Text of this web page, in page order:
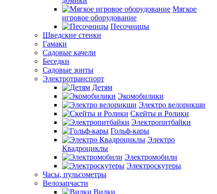
Мягкое
игровое оборудование
Песочницы
Шведские стенки
Гамаки
Садовые качели
Беседки
Садовые зонты
Электротранспорт
Детям
Экомобилики
Электро велорикши
Скейты и Ролики
Электропитбайки
Гольф-кары
Электро
Квадроциклы
Электромобили
Электроскутеры
Часы, пульсометры
Велозапчасти
Вилки